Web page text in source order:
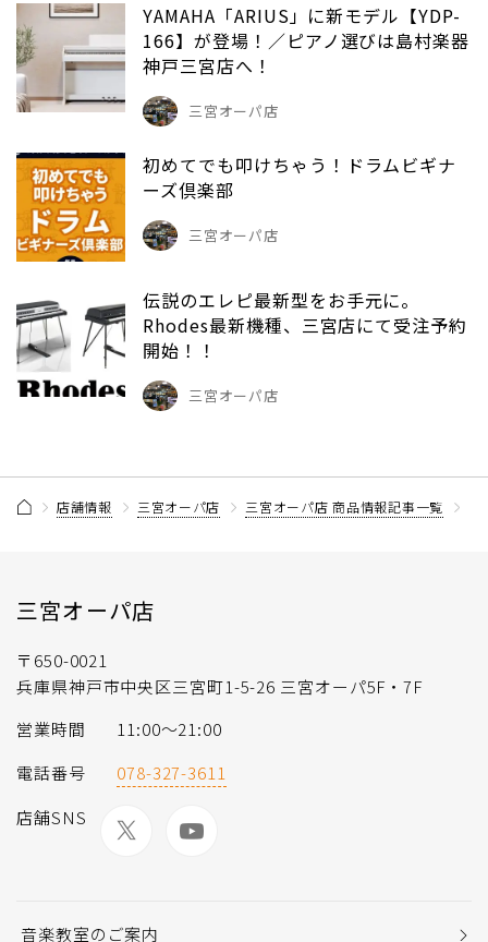
YAMAHA「ARIUS」に新モデル【YDP-
166】が登場！／ピアノ選びは島村楽器
神戸三宮店へ！
三宮オーパ店
初めてでも叩けちゃう！ドラムビギナ
ーズ倶楽部
三宮オーパ店
伝説のエレピ最新型をお手元に。
Rhodes最新機種、三宮店にて受注予約
開始！！
三宮オーパ店
店舗情報 三宮オーパ店 三宮オーパ店 商品情報記事一覧
三宮オーパ店
〒650-0021
兵庫県神戸市中央区三宮町1-5-26 三宮オーパ5F・7F
営業時間
11:00〜21:00
電話番号
078-327-3611
店舗SNS
音楽教室のご案内